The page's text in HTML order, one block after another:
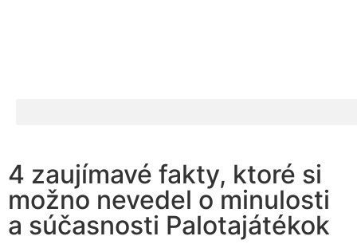
4 zaujímavé fakty, ktoré si
možno nevedel o minulosti
a súčasnosti Palotajátékok